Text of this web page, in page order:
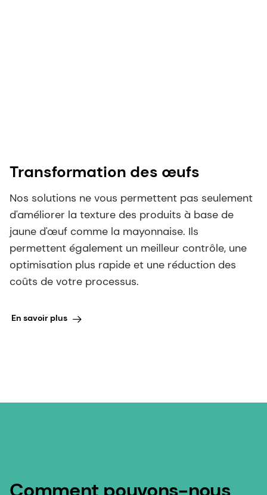
d'améliorer la texture des produits à base de
jaune d'œuf comme la mayonnaise. Ils
permettent également un meilleur contrôle, une
optimisation plus rapide et une réduction des
coûts de votre processus.
En savoir plus